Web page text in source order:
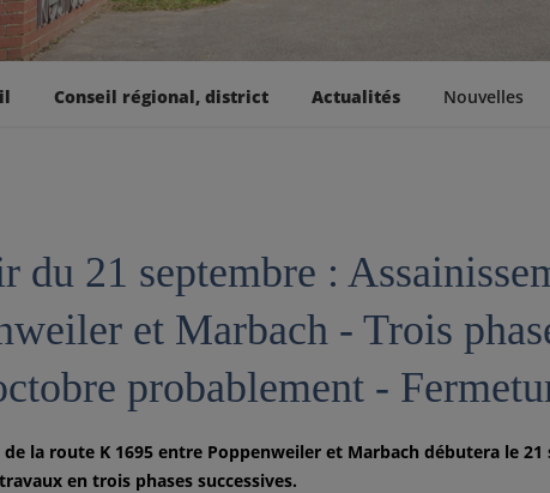
Conseil régional, district Actualités Nouvelles
du 21 septembre :
et Marbach - Trois
probablement -
la route K 1695 entre Poppenweiler et Marbach débutera le
en trois phases successives.